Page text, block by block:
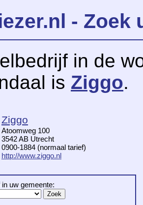
- Zoek
in de
is Ziggo.
Ziggo
Atoomweg 100
3542 AB Utrecht
0900-1884 (normaal tarief)
http://www.ziggo.nl
uw gemeente: